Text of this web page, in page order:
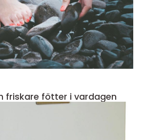
Fotvård i boden friskare fötter i vardagen